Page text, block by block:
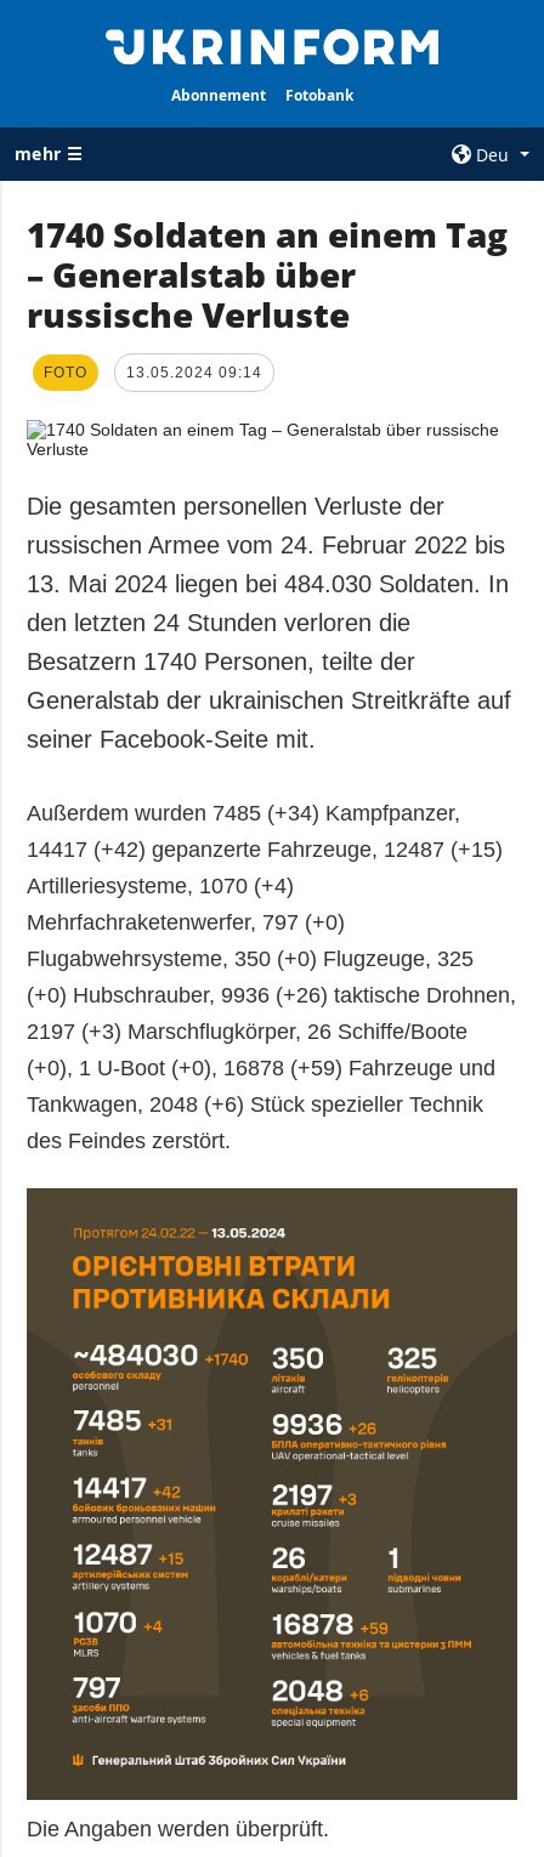
Abonnement Fotobank
mehr ☰
Deu
ALLE
RUBRIKEN
Krieg
Wiederaufbau
Politik
Militär
Gesellschaft und
Kultur
Sport
Kriminalität
Notstand und
Notfälle
AGENTUR
Über uns
Politik zur
personenbezogener
Daten
Veröffentlichungen
Interview
Fotos
Video
Abonnement
Fotobank
1740 Soldaten an einem Tag
– Generalstab über
russische Verluste
FOTO 13.05.2024 09:14
Die gesamten personellen Verluste der
russischen Armee vom 24. Februar 2022 bis
13. Mai 2024 liegen bei 484.030 Soldaten. In
den letzten 24 Stunden verloren die
Besatzern 1740 Personen, teilte der
Generalstab der ukrainischen Streitkräfte auf
seiner Facebook-Seite mit.
Außerdem wurden 7485 (+34) Kampfpanzer,
14417 (+42) gepanzerte Fahrzeuge, 12487 (+15)
Artilleriesysteme, 1070 (+4)
Mehrfachraketenwerfer, 797 (+0)
Flugabwehrsysteme, 350 (+0) Flugzeuge, 325
(+0) Hubschrauber, 9936 (+26) taktische Drohnen,
2197 (+3) Marschflugkörper, 26 Schiffe/Boote
(+0), 1 U-Boot (+0), 16878 (+59) Fahrzeuge und
Tankwagen, 2048 (+6) Stück spezieller Technik
des Feindes zerstört.
Die Angaben werden überprüft.